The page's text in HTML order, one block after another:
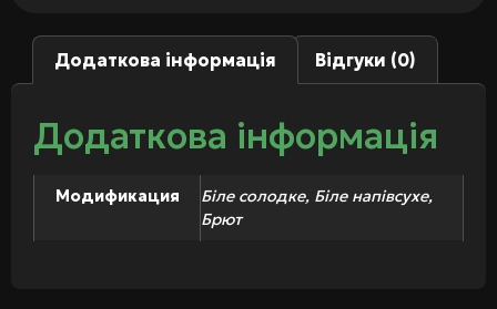
Додаткова інформація Відгуки (0)
Додаткова інформація
Модификация
Біле солодке, Біле напівсухе,
Брют